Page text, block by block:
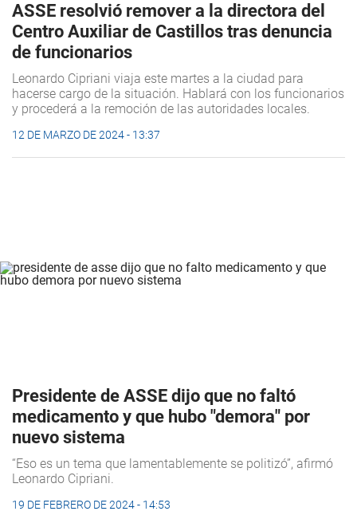
ASSE resolvió remover a la directora del
Centro Auxiliar de Castillos tras denuncia
de funcionarios
Leonardo Cipriani viaja este martes a la ciudad para
hacerse cargo de la situación. Hablará con los funcionarios
y procederá a la remoción de las autoridades locales.
12 DE MARZO DE 2024 - 13:37
Presidente de ASSE dijo que no faltó
medicamento y que hubo "demora" por
nuevo sistema
“Eso es un tema que lamentablemente se politizó”, afirmó
Leonardo Cipriani.
19 DE FEBRERO DE 2024 - 14:53